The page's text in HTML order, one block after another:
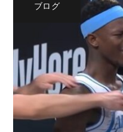
ブログ